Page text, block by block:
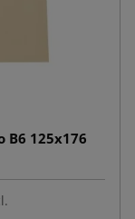
B6 125x176